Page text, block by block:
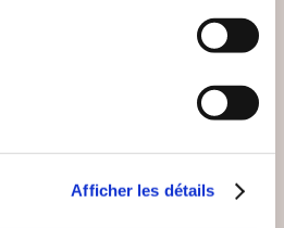
Afficher les détails
Adrien DECAESTECKER
LES VIEILLES D'ÂME
Romans
11€00